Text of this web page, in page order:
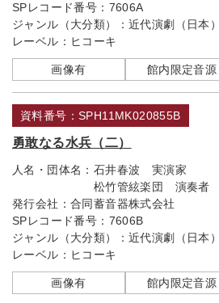
SPレコード番号： 7606A
ジャンル（大分類）： 近代演劇（日本）
レーベル： ヒコーキ
画像有 館内限定音源
資料番号：SPH11MK020855B
勇敢なる水兵（二）
人名・団体名： 石井春波 実演家
松竹管絃楽団 演奏者
発行会社： 合同蓄音器株式会社
SPレコード番号： 7606B
ジャンル（大分類）： 近代演劇（日本）
レーベル： ヒコーキ
画像有 館内限定音源